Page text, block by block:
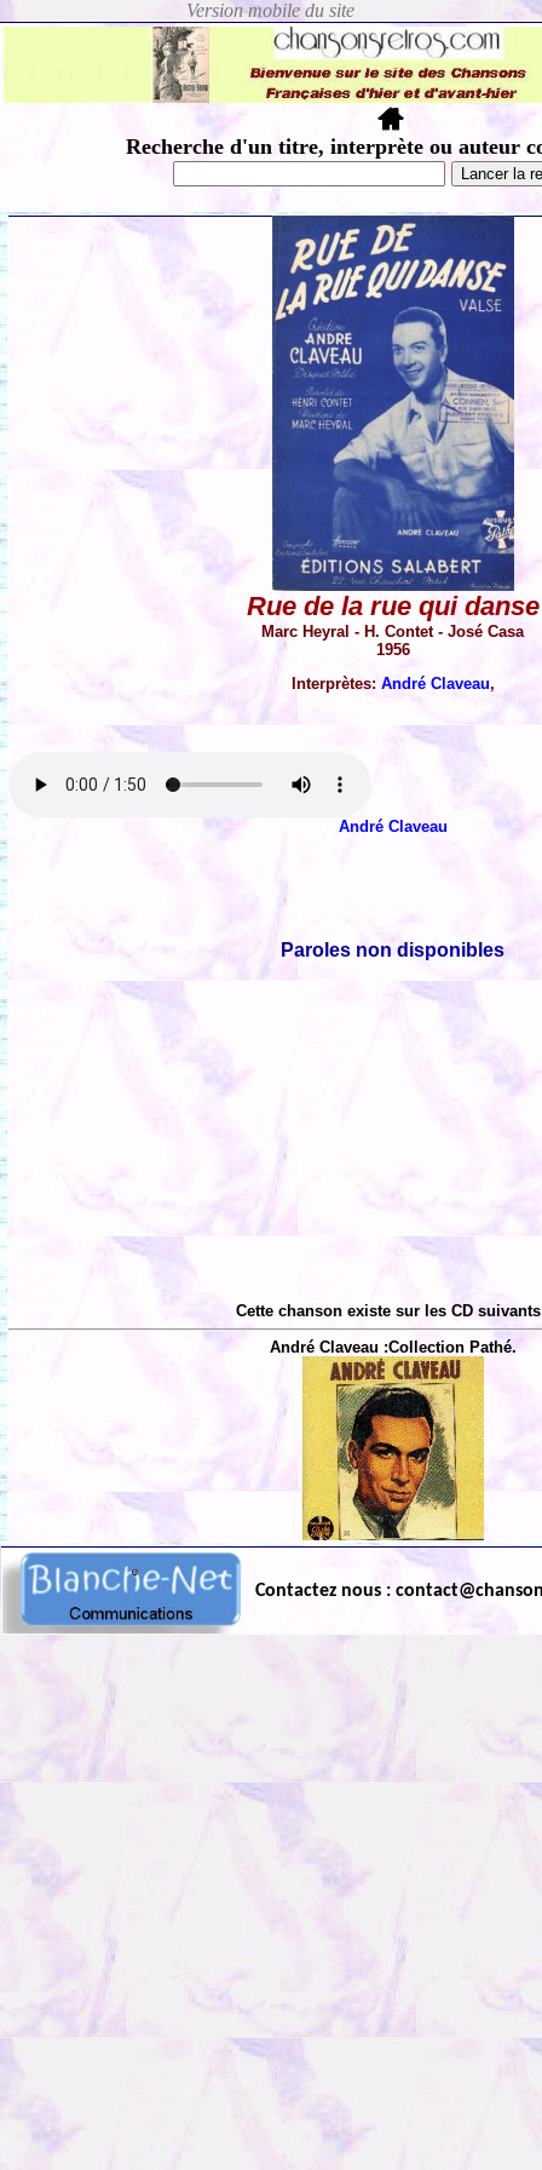
Recherche d'un titre, interprète ou auteur
Rue de la rue qui danse
Marc Heyral - H. Contet - José Casa
1956
Interprètes: André Claveau,
André Claveau
Paroles non disponibles
Cette chanson existe sur les CD
André Claveau :Collection Pathé.
Contactez nous :